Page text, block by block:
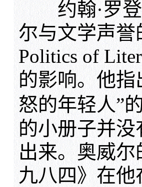
约翰·罗登
尔与文学声誉
Politics of
的影响。他指
怒的年轻人”
的小册子并
出来。奥威
九八四》在